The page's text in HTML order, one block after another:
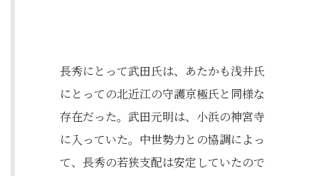
長秀にとって武田氏は、あたかも浅井氏
にとっての北近江の守護京極氏と同様な
存在だった。武田元明は、小浜の神宮寺
に入っていた。中世勢力との協調によっ
て、長秀の若狭支配は安定していたので